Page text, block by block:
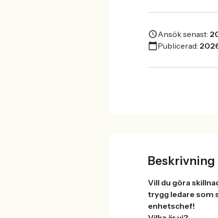
Ansök senast:
Publicerad:
Beskrivning
Vill du göra
trygg ledare som
enhetschef!